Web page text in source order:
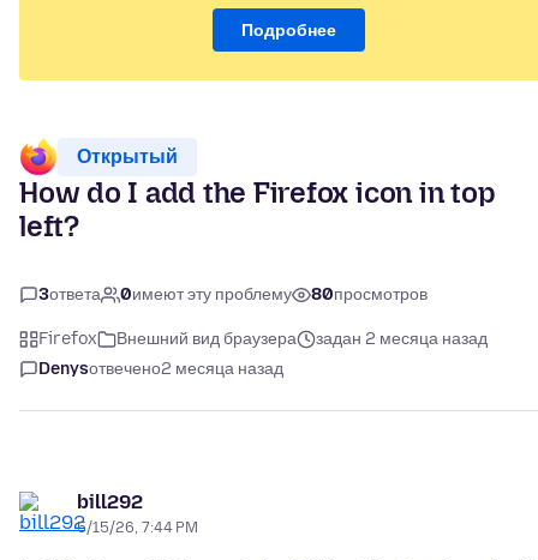
Подробнее
Открытый
How do I add the Firefox icon in top
left?
3ответа 0имеют эту проблему 80просмотров
Firefox Внешний вид браузера
задан 2 месяца назад
Denysотвечено2 месяца назад
bill292
5/15/26, 7:44 PM